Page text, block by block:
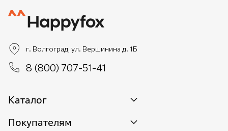
г. Волгоград, ул. Вершинина д. 1Б
8 (800) 707-51-41
Каталог
Новинки
Покупателям